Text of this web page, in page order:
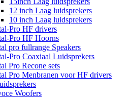
12 inch Laag luidsprekers
10 inch Laag luidsprekers
Pro HF drivers
Pro HF Hoorns
pro fullrange Speakers
Pro Coaxiaal Luidsprekers
Pro Recone sets
Pro Menbranen voor HF drivers
Woofers